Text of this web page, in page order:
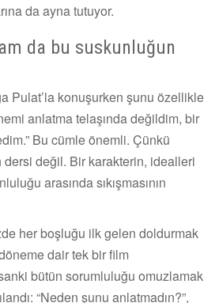
da ayna tutuyor.
da bu suskunluğun
Pulat’la konuşurken şunu özellikle
anlatma telaşında değildim, bir
Bu cümle önemli. Çünkü
dersi değil. Bir karakterin, idealleri
arasında sıkışmasının
her boşluğu ilk gelen doldurmak
dair tek bir film
bütün sorumluluğu omuzlamak
“Neden şunu anlatmadın?”,